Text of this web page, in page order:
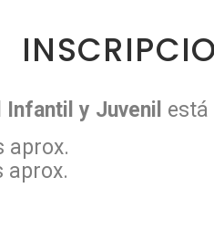
y Juvenil está
aprox.
aprox.